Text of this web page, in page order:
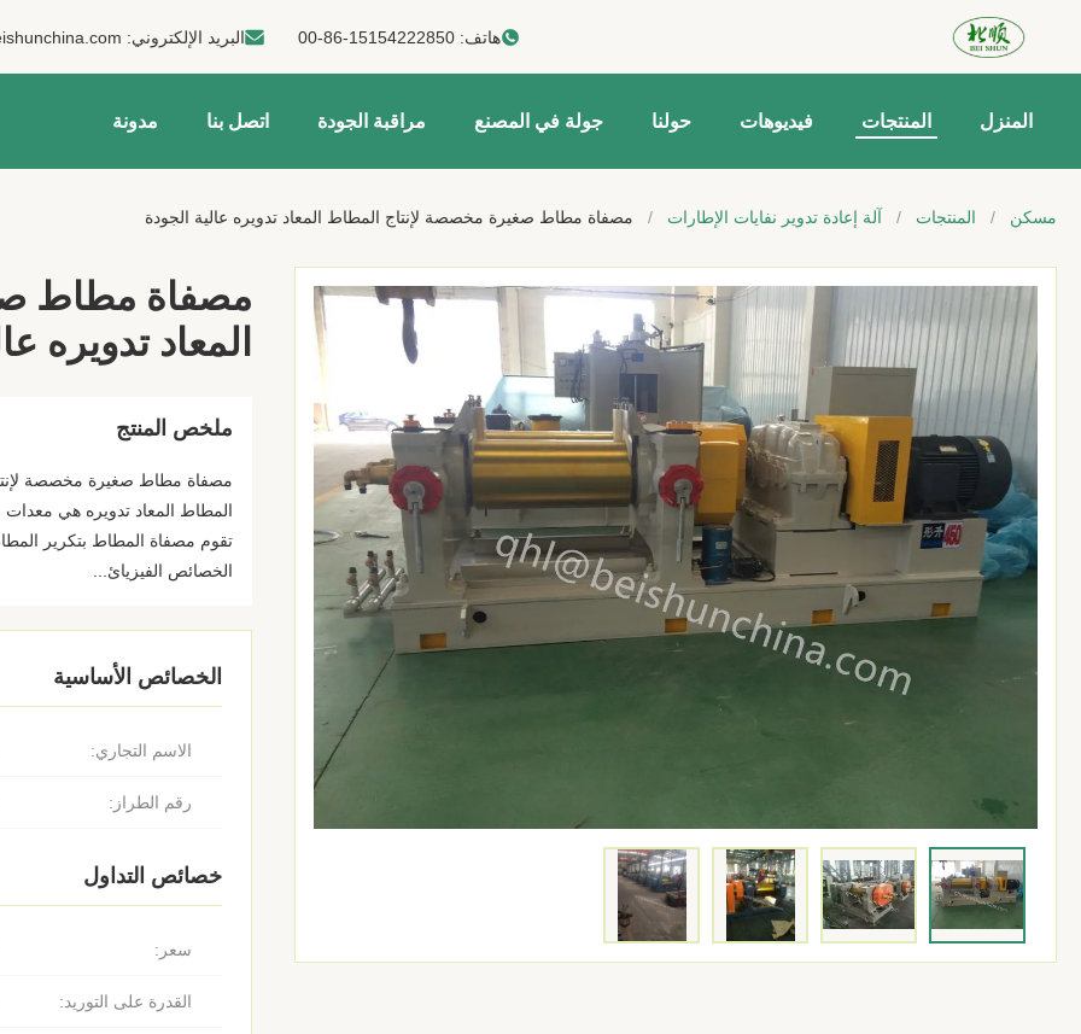
هاتف:00-86-15154222850 البريد الإلكتروني:
المنزل المنتجات فيديوهات حولنا جولة في المصنع مراقبة الجودة اتصل بنا مدونة
مسكن / المنتجات / آلة إعادة تدوير نفايات الإطارات / مصفاة مطاط صغيرة مخصصة لإنتاج المطاط المعاد تدويره عالية الجودة
مصفاة مطاط
المعاد تدويره
ملخص المنتج
مصفاة مطاط صغيرة مخصصة
تقوم مصفاة المطاط بتكرير
الخصائص الفيزيائ...
الخصائص الأساسية
الاسم التجاري:
رقم الطراز:
خصائص التداول
سعر:
القدرة على التوريد: